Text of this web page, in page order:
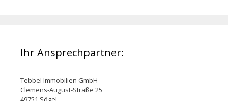
Ihr Ansprechpartner:
Tebbel Immobilien GmbH
Clemens-August-Straße 25